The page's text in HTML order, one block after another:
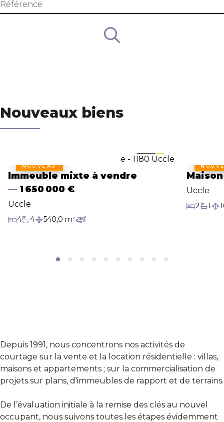
Search
Nouveaux biens
NOUVEAU
Immeuble mixte à vendre
1 650 000 €
Uccle
4
Chambres
4
Salles de bain
540,0 m²
Surface habitableVisite virtuelle
Uccle
2
Chambres
1
Salle
Depuis 1991, nous concentrons nos activités de
courtage sur la vente et la location résidentielle : villas,
maisons et appartements ; sur la commercialisation de
projets sur plans, d'immeubles de rapport et de terrains.
De l’évaluation initiale à la remise des clés au nouvel
occupant, nous suivons toutes les étapes évidemment